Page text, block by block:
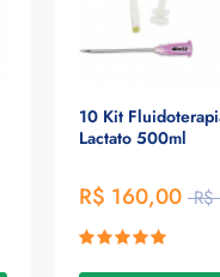
10 Kit
Lactato 500ml
R$ 160,00 R$